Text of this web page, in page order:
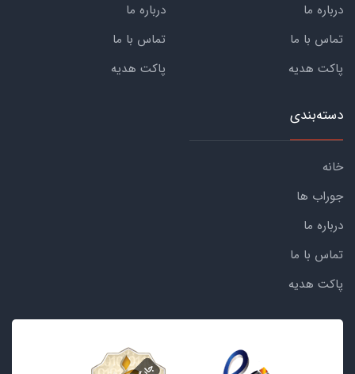
درباره ما
تماس با ما
پاکت هدیه
درباره ما
تماس با ما
پاکت هدیه
دسته‌بندی
خانه
جوراب ها
درباره ما
تماس با ما
پاکت هدیه